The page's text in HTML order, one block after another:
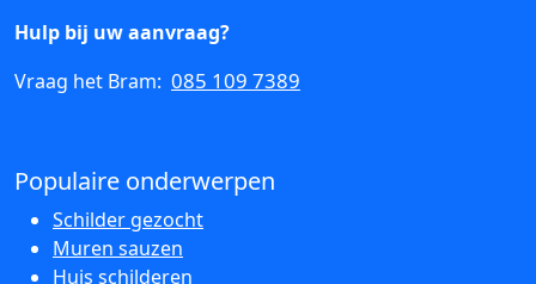
Hulp bij uw aanvraag?
Vraag het Bram: 085 109 7389
Populaire onderwerpen
Schilder gezocht
Muren sauzen
Huis schilderen